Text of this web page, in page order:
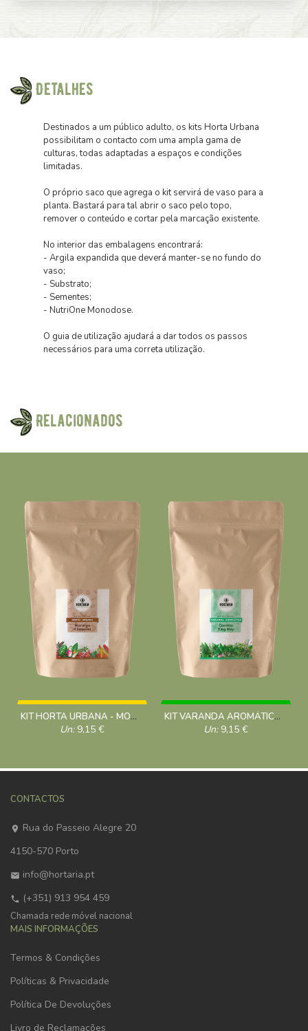
Detalhes
Destinados a um público adulto, os kits Horta Urbana
possibilitam o contacto com uma ampla gama de
culturas, todas adaptadas a espaços e condições
limitadas.
O próprio saco que agrega o kit servirá de vaso para a
planta. Bastará para tal abrir o saco pelo topo,
remover o conteúdo e cortar pela marcação existente.
No interior das embalagens encontrará:
- Argila expandida que deverá manter-se no fundo do
vaso;
- Substrato;
- Sementes;
- NutriOne Monodose.
O guia de utilização ajudará a dar todos os passos
necessários para uma correta utilização.
Relacionados
KIT HORTA URBANA - MORANGO 4 ESTAÇÕES
Un: 9,15 €
KIT VARANDA AROMÁTICA - COENTROS KING MAY
Un: 9,15 €
CONTACTOS
Rua do Passeio Alegre 20
4150-570 Porto
info@hortaria.pt
(+351) 913 954 459
Chamada rede móvel nacional
MAIS INFORMAÇÕES
Termos & Condições
Políticas & Privacidade
Política De Devoluções
Livro de Reclamações